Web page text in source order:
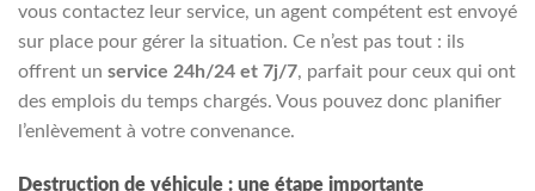
vous contactez leur service, un agent compétent est envoyé
sur place pour gérer la situation. Ce n’est pas tout : ils
offrent un service 24h/24 et 7j/7, parfait pour ceux qui ont
des emplois du temps chargés. Vous pouvez donc planifier
l’enlèvement à votre convenance.
Destruction de véhicule : une étape importante